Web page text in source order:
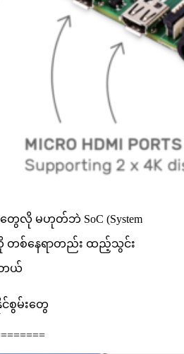
တွေလို မဟုတ်ဘဲ SoC (System
ကို တစ်နေရာတည်း ထည့်သွင်း
တယ်
င်စွမ်းတွေ